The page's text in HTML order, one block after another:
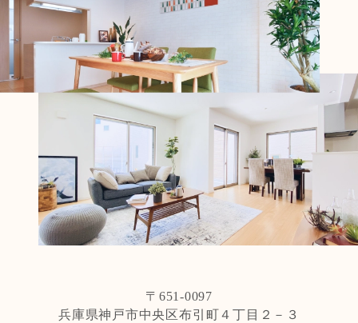
〒651-0097
兵庫県神戸市中央区布引町４丁目２－３